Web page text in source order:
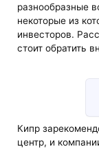
разнообразные
некоторые из
инвесторов.
стоит обратить
Кипр
центр, и